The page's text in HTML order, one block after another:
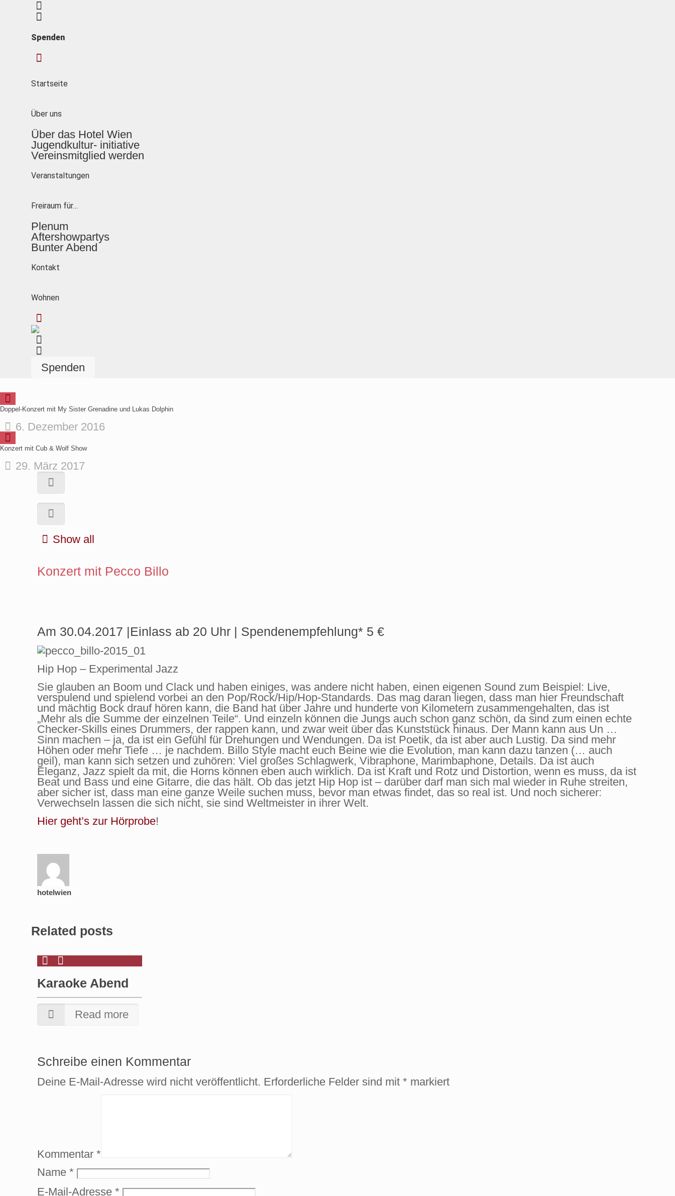
Spenden
Startseite
Über uns
Über das Hotel Wien
Jugendkultur- initiative
Vereinsmitglied werden
Veranstaltungen
Freiraum für…
Plenum
Aftershowpartys
Bunter Abend
Kontakt
Wohnen
Spenden
Doppel-Konzert mit My Sister Grenadine und Lukas Dolphin
6. Dezember 2016
Konzert mit Cub & Wolf Show
29. März 2017
Show all
Konzert mit Pecco Billo
Am 30.04.2017 |Einlass ab 20 Uhr | Spendenempfehlung* 5 €
Hip Hop – Experimental Jazz
Sie glauben an Boom und Clack und haben einiges, was andere nicht haben, einen eigenen Sound zum Beispiel: Live,
verspulend und spielend vorbei an den Pop/Rock/Hip/Hop-Standards. Das mag daran liegen, dass man hier Freundschaft
und mächtig Bock drauf hören kann, die Band hat über Jahre und hunderte von Kilometern zusammengehalten, das ist
„Mehr als die Summe der einzelnen Teile“. Und einzeln können die Jungs auch schon ganz schön, da sind zum einen echte
Checker-Skills eines Drummers, der rappen kann, und zwar weit über das Kunststück hinaus. Der Mann kann aus Un …
Sinn machen – ja, da ist ein Gefühl für Drehungen und Wendungen. Da ist Poetik, da ist aber auch Lustig. Da sind mehr
Höhen oder mehr Tiefe … je nachdem. Billo Style macht euch Beine wie die Evolution, man kann dazu tanzen (… auch
geil), man kann sich setzen und zuhören: Viel großes Schlagwerk, Vibraphone, Marimbaphone, Details. Da ist auch
Eleganz, Jazz spielt da mit, die Horns können eben auch wirklich. Da ist Kraft und Rotz und Distortion, wenn es muss, da ist
Beat und Bass und eine Gitarre, die das hält. Ob das jetzt Hip Hop ist – darüber darf man sich mal wieder in Ruhe streiten,
aber sicher ist, dass man eine ganze Weile suchen muss, bevor man etwas findet, das so real ist. Und noch sicherer:
Verwechseln lassen die sich nicht, sie sind Weltmeister in ihrer Welt.
Hier geht’s zur Hörprobe!
hotelwien
Related posts
Karaoke Abend
Read more
Schreibe einen Kommentar
Deine E-Mail-Adresse wird nicht veröffentlicht. Erforderliche Felder sind mit* markiert
Kommentar*
Name*
E-Mail-Adresse*